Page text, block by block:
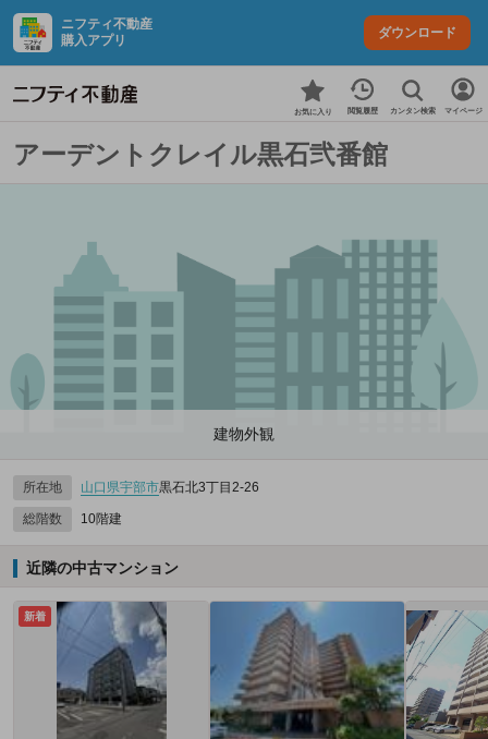
ニフティ不動産
購入アプリ
ダウンロード
お気に入り 閲覧履歴 カンタン検索 マイページ
アーデントクレイル黒石弐番館
建物外観
所在地 山口県宇部市黒石北3丁目2-26
総階数 10階建
近隣の中古マンション
新着